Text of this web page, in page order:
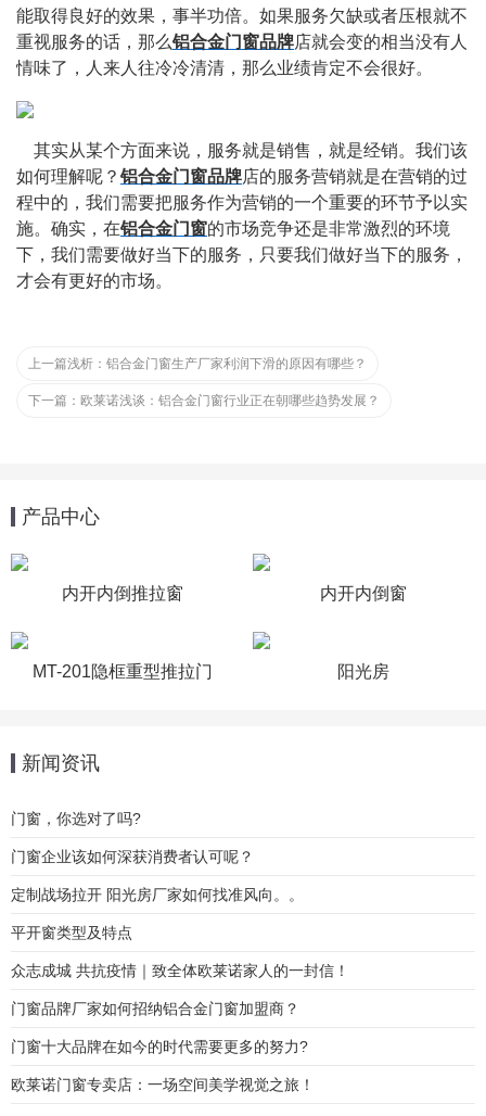
能取得良好的效果，事半功倍。如果服务欠缺或者压根就不
重视服务的话，那么铝合金门窗品牌店就会变的相当没有人
情味了，人来人往冷冷清清，那么业绩肯定不会很好。
其实从某个方面来说，服务就是销售，就是经销。我们该
如何理解呢？ 铝合金门窗品牌店的服务营销就是在营销的过
程中的，我们需要把服务作为营销的一个重要的环节予以实
施。确实，在铝合金门窗的市场竞争还是非常激烈的环境
下，我们需要做好当下的服务，只要我们做好当下的服务，
才会有更好的市场。
上一篇浅析：铝合金门窗生产厂家利润下滑的原因有哪些？
下一篇： 欧莱诺浅谈：铝合金门窗行业正在朝哪些趋势发展？
产品中心
内开内倒推拉窗 内开内倒窗
MT-201隐框重型推拉门 阳光房
新闻资讯
门窗，你选对了吗?
门窗企业该如何深获消费者认可呢？
定制战场拉开 阳光房厂家如何找准风向。。
平开窗类型及特点
众志成城 共抗疫情｜致全体欧莱诺家人的一封信！
门窗品牌厂家如何招纳铝合金门窗加盟商？
门窗十大品牌在如今的时代需要更多的努力?
欧莱诺门窗专卖店：一场空间美学视觉之旅！